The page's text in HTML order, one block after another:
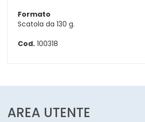
Formato
Scatola da 130 g.
Cod. 100318
AREA UTENTE